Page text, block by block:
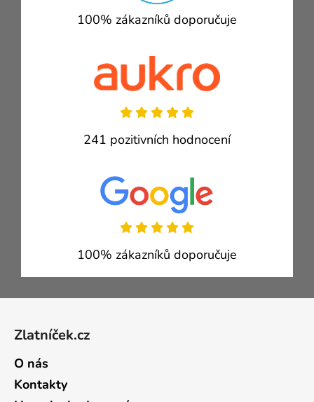
100% zákazníků doporučuje
241 pozitivních hodnocení
100% zákazníků doporučuje
Zlatníček.cz
O nás
Kontakty